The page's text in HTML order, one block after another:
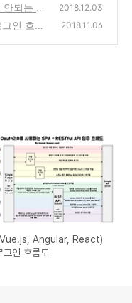
되는 문
2018.12.03
인 흐름
2018.11.06
Angular, React)
그인 흐름도